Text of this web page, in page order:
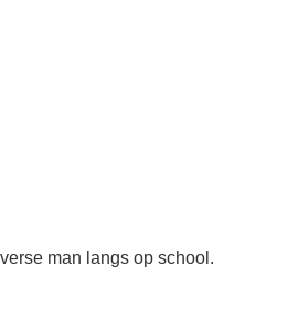
man langs op school.